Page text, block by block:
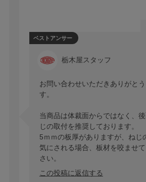
栃木屋スタッフ
お問い合わせいただきありがとう
す。
当商品は体裁面からではなく、
じの取付を推奨しております。
5ｍｍの板厚がありますが、ねじ
気にされる場合、板材を咬ませ
さい。
この投稿に返信する
ベストアンサー